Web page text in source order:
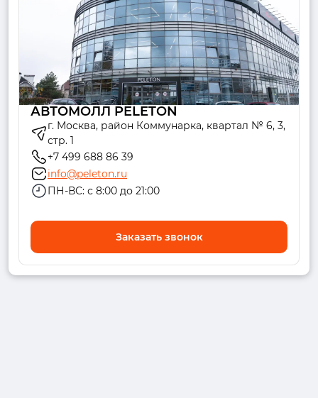
АВТОМОЛЛ PELETON
г. Москва, район Коммунарка, квартал № 6, 3,
стр. 1
+7 499 688 86 39
info@peleton.ru
ПН-ВС: с 8:00 до 21:00
Заказать звонок